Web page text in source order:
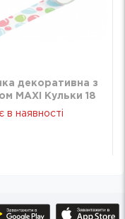
декоративна з
MAXI Кульки 18
MX62101
в наявності